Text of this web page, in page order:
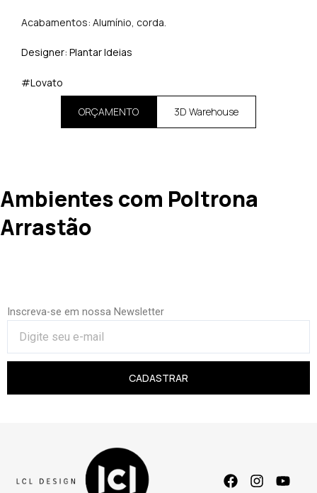
Acabamentos: Alumínio, corda.
Designer: Plantar Ideias
#Lovato
ORÇAMENTO 3D Warehouse
Ambientes com Poltrona
Arrastão
Inscreva-se em nossa Newsletter
CADASTRAR